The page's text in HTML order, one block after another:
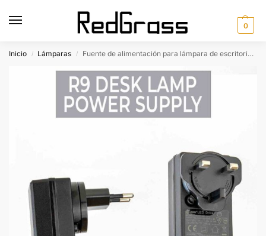
0
Inicio / Lámparas / Fuente de alimentación para lámpara de escritorio Redgrass R9